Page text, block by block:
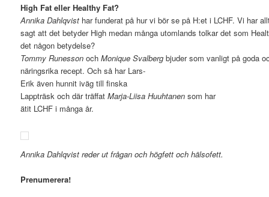
High Fat eller Healthy Fat?
Annika Dahlqvist har funderat på hur vi bör se på H:et i LCHF. Vi har
sagt att det betyder High medan många utomlands tolkar det som
det någon betydelse?
Tommy Runesson ochMonique Svalberg bjuder som vanligt på goda
näringsrika recept. Och så har Lars-
Erik även hunnit iväg till finska
Lappträsk och där träffatMarja-Liisa Huuhtanen som har
ätit LCHF i många år.
Annika Dahlqvist reder ut frågan och högfett och hälsofett.
Prenumerera!